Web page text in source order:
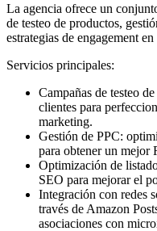
La agencia ofrece un
de testeo de productos,
estrategias de engagement
Servicios principales:
Campañas de testeo
clientes para
marketing.
Gestión de PPC:
para obtener un mejor
Optimización de
SEO para mejorar el
Integración con redes
través de Amazon
asociaciones con